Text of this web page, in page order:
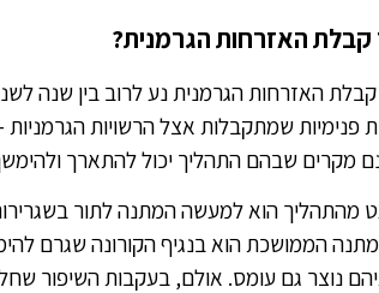
האזרחות הגרמנית?
האזרחות הגרמנית נע לרוב בין שנה
פנימיות שמתקבלות אצל הרשויות
מקרים שבהם התהליך יכול להתארך
מהתהליך הוא למעשה המתנה לתור
הממושכת הוא בנגיף הקורונה שגרם
נוצר גם עומס. אולם, בעקבות השיפור